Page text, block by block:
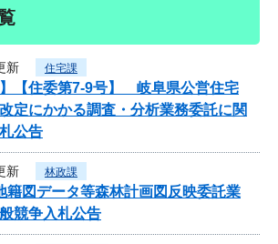
新 住宅課
】【住委第7-9号】 岐阜県公営住宅
定にかかる調査・分析業務委託に関
公告
新 林政課
籍図データ等森林計画図反映委託業
競争入札公告